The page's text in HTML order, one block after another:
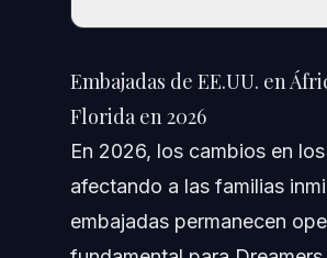
2026
Respuesta Rápida
Entendiendo las Embajadas
Embajadas de EE.UU. en
Florida en 2026
En 2026, los cambios en
afectando a las familias
embajadas permanecen